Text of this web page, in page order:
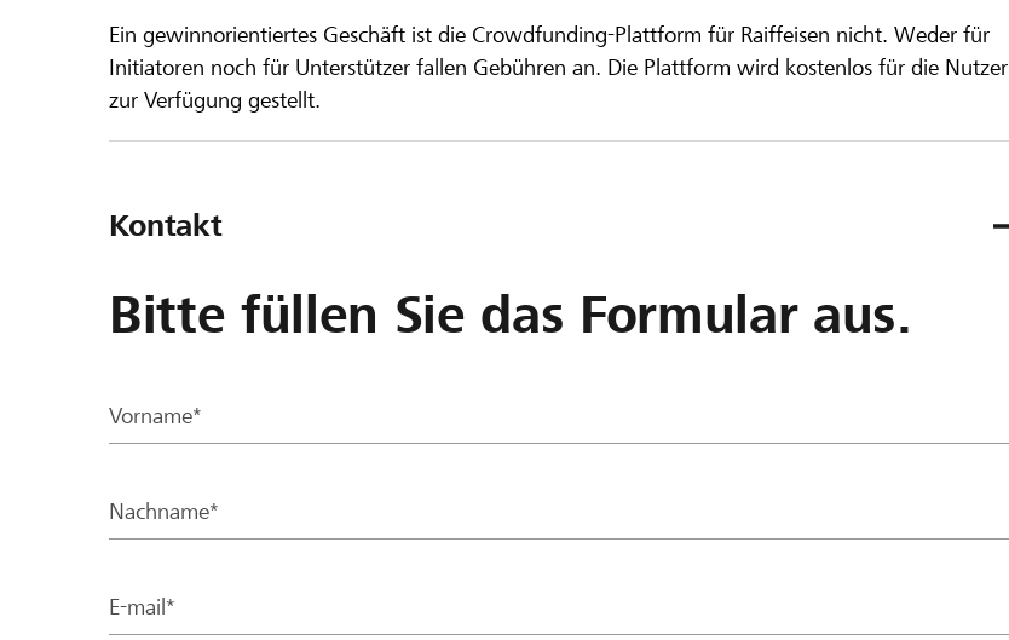
Ein gewinnorientiertes Geschäft ist die Crowdfunding-Plattform für Raiffeisen nicht. Weder für
Initiatoren noch für Unterstützer fallen Gebühren an. Die Plattform wird kostenlos für die Nutzer
zur Verfügung gestellt.
Kontakt
Bitte füllen Sie das Formular aus.
Vorname*
Nachname*
E-mail*